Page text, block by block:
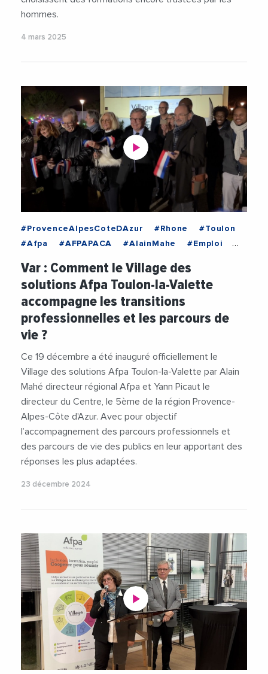
hommes.
4 mars 2025
#ProvenceAlpesCoteDAzur #Rhone
#Toulon
#Afpa
#AFPAPACA #AlainMahe
#Emploi
Var : Comment le Village des
solutions Afpa Toulon-la-Valette
accompagne les transitions
professionnelles et les parcours de
vie ?
Ce 19 décembre a été inauguré officiellement le
Village des solutions Afpa Toulon-la-Valette par Alain
Mahé directeur régional Afpa et Yann Picaut le
directeur du Centre, le 5ème de la région Provence-
Alpes-Côte d'Azur. Avec pour objectif
l’accompagnement des parcours professionnels et
des parcours de vie des publics en leur apportant des
réponses les plus adaptées.
23 décembre 2024